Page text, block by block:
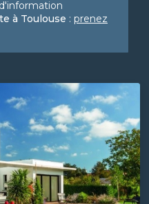
à Toulouse : prenez